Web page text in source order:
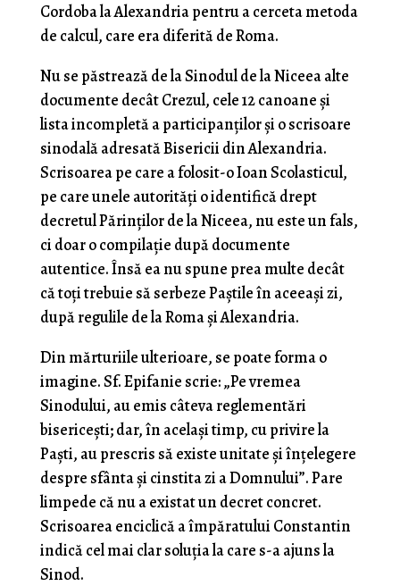
Cordoba la Alexandria pentru a cerceta metoda
de calcul, care era diferită de Roma.
Nu se păstrează de la Sinodul de la Niceea alte
documente decât Crezul, cele 12 canoane și
lista incompletă a participanților și o scrisoare
sinodală adresată Bisericii din Alexandria.
Scrisoarea pe care a folosit-o Ioan Scolasticul,
pe care unele autorități o identifică drept
decretul Părinților de la Niceea, nu este un fals,
ci doar o compilație după documente
autentice. Însă ea nu spune prea multe decât
că toți trebuie să serbeze Paștile în aceeași zi,
după regulile de la Roma și Alexandria.
Din mărturiile ulterioare, se poate forma o
imagine. Sf. Epifanie scrie: „Pe vremea
Sinodului, au emis câteva reglementări
bisericești; dar, în același timp, cu privire la
Paști, au prescris să existe unitate și înțelegere
despre sfânta și cinstita zi a Domnului”. Pare
limpede că nu a existat un decret concret.
Scrisoarea enciclică a împăratului Constantin
indică cel mai clar soluția la care s-a ajuns la
Sinod.